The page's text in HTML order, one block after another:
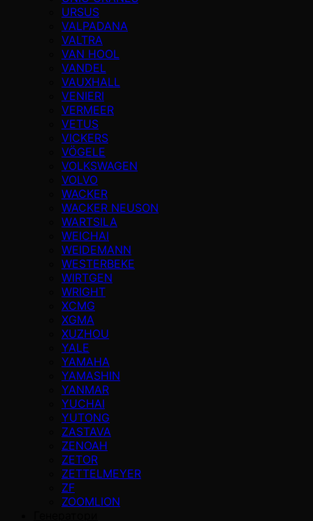
URSUS
VALPADANA
VALTRA
VAN HOOL
VANDEL
VAUXHALL
VENIERI
VERMEER
VETUS
VICKERS
VÖGELE
VOLKSWAGEN
VOLVO
WACKER
WACKER NEUSON
WARTSILA
WEICHAI
WEIDEMANN
WESTERBEKE
WIRTGEN
WRIGHT
XCMG
XGMA
XUZHOU
YALE
YAMAHA
YAMASHIN
YANMAR
YUCHAI
YUTONG
ZASTAVA
ZENOAH
ZETOR
ZETTELMEYER
ZF
ZOOMLION